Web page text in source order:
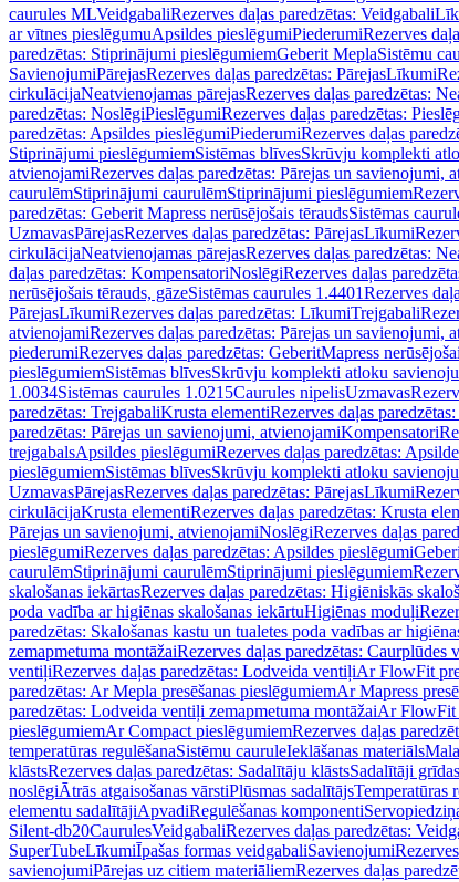
caurules MLVeidgabaliRezerves daļas paredzētas: Veidgabali
ar vītnes pieslēgumuApsildes pieslēgumiPiederumiRezerves
paredzētas: Stiprinājumi pieslēgumiemGeberit MeplaSistēmu
SavienojumiPārejasRezerves daļas paredzētas: PārejasLīkumi
cirkulācijaNeatvienojamas pārejasRezerves daļas paredzētas:
paredzētas: NoslēgiPieslēgumiRezerves daļas paredzētas:
paredzētas: Apsildes pieslēgumiPiederumiRezerves daļas
Stiprinājumi pieslēgumiemSistēmas blīvesSkrūvju komplekti
atvienojamiRezerves daļas paredzētas: Pārejas un savienojumi,
caurulēmStiprinājumi caurulēmStiprinājumi pieslēgumiem
paredzētas: Geberit Mapress nerūsējošais tēraudsSistēmas
UzmavasPārejasRezerves daļas paredzētas: PārejasLīkumi
cirkulācijaNeatvienojamas pārejasRezerves daļas paredzētas:
daļas paredzētas: KompensatoriNoslēgiRezerves daļas
nerūsējošais tērauds, gāzeSistēmas caurules 1.4401Rezerves
PārejasLīkumiRezerves daļas paredzētas: LīkumiTrejgabali
atvienojamiRezerves daļas paredzētas: Pārejas un savienojumi,
piederumiRezerves daļas paredzētas: GeberitMapress
pieslēgumiemSistēmas blīvesSkrūvju komplekti atloku
1.0034Sistēmas caurules 1.0215Caurules nipelisUzmavas
paredzētas: TrejgabaliKrusta elementiRezerves daļas
paredzētas: Pārejas un savienojumi, atvienojamiKompensatori
trejgabalsApsildes pieslēgumiRezerves daļas paredzētas:
pieslēgumiemSistēmas blīvesSkrūvju komplekti atloku
UzmavasPārejasRezerves daļas paredzētas: PārejasLīkumi
cirkulācijaKrusta elementiRezerves daļas paredzētas: Krusta
Pārejas un savienojumi, atvienojamiNoslēgiRezerves daļas
pieslēgumiRezerves daļas paredzētas: Apsildes pieslēgumi
caurulēmStiprinājumi caurulēmStiprinājumi pieslēgumiem
skalošanas iekārtasRezerves daļas paredzētas: Higiēniskās
poda vadība ar higiēnas skalošanas iekārtuHigiēnas moduļi
paredzētas: Skalošanas kastu un tualetes poda vadības ar
zemapmetuma montāžaiRezerves daļas paredzētas: Caurplūdes
ventiļiRezerves daļas paredzētas: Lodveida ventiļiAr FlowFit
paredzētas: Ar Mepla presēšanas pieslēgumiemAr Mapress
paredzētas: Lodveida ventiļi zemapmetuma montāžaiAr FlowFit
pieslēgumiemAr Compact pieslēgumiemRezerves daļas
temperatūras regulēšanaSistēmu cauruleIeklāšanas materiāls
klāstsRezerves daļas paredzētas: Sadalītāju klāstsSadalītāji
noslēgiĀtrās atgaisošanas vārstiPlūsmas sadalītājsTemperatūras
elementu sadalītājiApvadiRegulēšanas komponenti
Silent-db20CaurulesVeidgabaliRezerves daļas paredzētas:
SuperTubeLīkumiĪpašas formas veidgabaliSavienojumi
savienojumiPārejas uz citiem materiāliemRezerves daļas